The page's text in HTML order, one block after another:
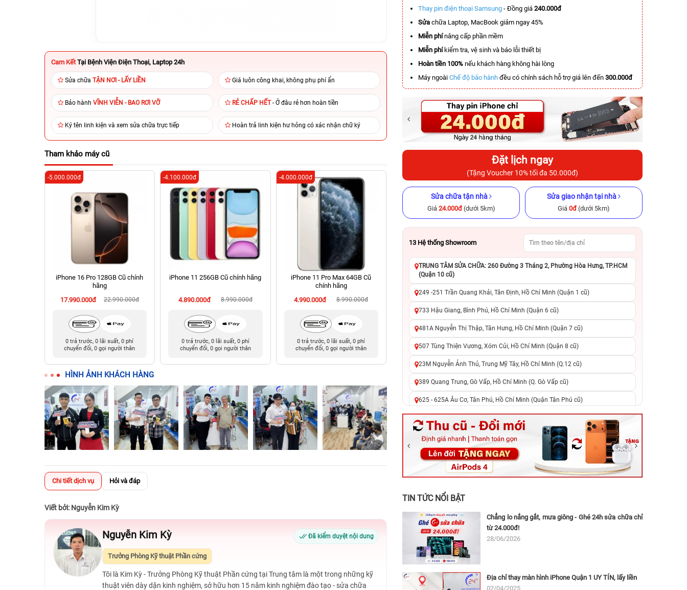
Cam Kết Tại Bệnh Viện Điện Thoại, Laptop 24h
Sửa chữa TẬN NƠI - LẤY LIỀN Giá luôn công khai, không phụ phí ẩn
Bảo hành VĨNH VIỄN - BAO RƠI VỠ RẺ CHẤP HẾT- Ở đâu rẻ hơn hoàn tiền
Ký tên linh kiện và xem sửa chữa trực tiếp Hoàn trả linh kiện hư hỏng có xác nhận chữ ký
Tham khảo máy cũ
iPhone 16 Pro 128GB Cũ chính
hãng
17.990.000đ
22.990.000đ
-5.000.000đ
0 trả trước, 0 lãi suất, 0 phí
chuyển đổi, 0 gọi người thân
iPhone 11 256GB Cũ chính hãng
4.890.000đ 8.990.000đ
-4.100.000đ
0 trả trước, 0 lãi suất, 0 phí
chuyển đổi, 0 gọi người thân
iPhone 11 Pro Max 64GB Cũ
chính hãng
4.990.000đ
8.990.000đ
-4.000.000đ
0 trả trước, 0 lãi suất, 0 phí
chuyển đổi, 0 gọi người thân
iPhone 11 Pro Max 256GB Cũ
chính hãng
5.590.000đ
8.990.000đ
-3.400.000đ
chuyển đổi, 0 gọi người thân
hãng
5.790.000đ
11.790.000đ
-6.000.000đ
chuyển đổi, 0 gọi người thân
-6.500.000đ
HÌNH ẢNH KHÁCH HÀNG
Chi tiết dịch vụ Hỏi và đáp
Viết bởi: Nguyễn Kim Kỳ
Nguyễn Kim Kỳ Đã kiểm duyệt nội dung
Trưởng Phòng Kỹ thuật Phần cứng
Tôi là Kim Kỳ - Trưởng Phòng Kỹ thuật Phần cứng tại Trung tâm là một trong những kỹ
thuật viên dày dặn kinh nghiệm, sở hữu hơn 15 năm kinh nghiệm đào tạo - sửa chữa
Thay pin điện thoại Samsung - Đồng giá 240.000đ
Sửa chữa Laptop, MacBook giảm ngay 45%
Miễn phínâng cấp phần mềm
Miễn phíkiểm tra, vệ sinh và báo lỗi thiết bị
Hoàn tiền 100% nếu khách hàng không hài lòng
Máy ngoài Chế độ bảo hành đều có chính sách hỗ trợ giá lên đến 300.000đ
Đặt lịch ngay
(Tặng Voucher 10% tối đa 50.000đ)
Sửa chữa tận nhà
Giá 24.000đ(dưới 5km)
Sửa giao nhận tại nhà
Giá 0đ(dưới 5km)
13 Hệ thống Showroom
TRUNG TÂM SỬA CHỮA: 260 Đường 3 Tháng 2, Phường Hòa Hưng, TP.HCM
(Quận 10 cũ)
249 -251 Trần Quang Khải, Tân Định, Hồ Chí Minh (Quận 1 cũ)
733 Hậu Giang, Bình Phú, Hồ Chí Minh (Quận 6 cũ)
481A Nguyễn Thị Thập, Tân Hưng, Hồ Chí Minh (Quận 7 cũ)
507 Tùng Thiện Vương, Xóm Củi, Hồ Chí Minh (Quận 8 cũ)
23M Nguyễn Ảnh Thủ, Trung Mỹ Tây, Hồ Chí Minh (Q.12 cũ)
389 Quang Trung, Gò Vấp, Hồ Chí Minh (Q. Gò Vấp cũ)
625 - 625A Âu Cơ, Tân Phú, Hồ Chí Minh (Quận Tân Phú cũ)
326 Lê Văn Việt, Tăng Nhơn Phú, Hồ Chí Minh (Q.9 TP. Thủ Đức cũ)
256 Võ Văn Ngân, Thủ Đức, Hồ Chí Minh (Bình Thọ, TP. Thủ Đức Cũ)
70 Nguyễn An Ninh, Dĩ An, Hồ Chí Minh (Bình Dương Cũ)
24h Vũng Tàu: 162A Ba Cu, Vũng Tàu, Hồ Chí Minh (TP. Vũng Tàu cũ)
TIN TỨC NỔI BẬT
Chẳng lo nắng gắt, mưa giông - Ghé 24h sửa chữa chỉ
từ 24.000đ!
28/06/2026
Địa chỉ thay màn hình iPhone Quận 1 UY TÍN, lấy liền
02/04/2025